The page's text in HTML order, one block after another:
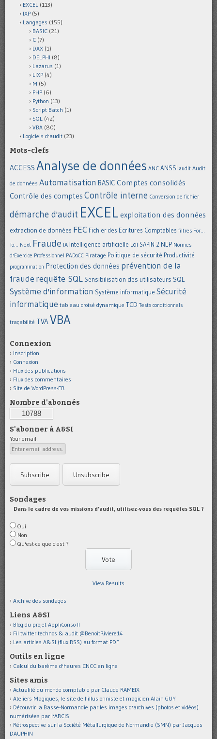
EXCEL (113)
IXP (5)
Langages (155)
BASIC (21)
C (7)
DAX (1)
DELPHI (8)
Lazarus (1)
LIXP (4)
M (5)
PHP (6)
Python (13)
Script Batch (1)
SQL (42)
VBA (80)
Logiciels d'audit (23)
Mots-clefs
ACCESS Analyse de données ANC ANSSI audit Audit
de données Automatisation BASIC Comptes consolidés
Contrôle des comptes Contrôle interne Conversion de fichier
démarche d'audit EXCEL exploitation des données
extraction de données FEC Fichier des Ecritures Comptables filtres For...
To... Next Fraude IA Intelligence artificielle Loi SAPIN 2 NEP Normes
d'Exercice Professionnel PADoCC Piratage Politique de sécurité Productivité
programmation Protection des données prévention de la
fraude requête SQL Sensibilisation des utilisateurs SQL
Système d'information Système informatique Sécurité
informatique tableau croisé dynamique TCD Tests conditionnels
traçabilité TVAVBA
Connexion
Inscription
Connexion
Flux des publications
Flux des commentaires
Site de WordPress-FR
Nombre d'abonnés
10788
S'abonner à A&SI
Your email:
Sondages
Dans le cadre de vos missions d'audit, utilisez-vous des requêtes SQL ?
Oui
Non
Qu'est-ce que c'est ?
View Results
Archive des sondages
Liens A&SI
Blog du projet AppliConso II
Fil twitter technos & audit @BenoitRiviere14
Les articles A&SI (flux RSS) au format PDF
Outils en ligne
Calcul du barème d'heures CNCC en ligne
Sites amis
Actualité du monde comptable par Claude RAMEIX
Ateliers Magiques, le site de l'illusionniste et magicien Alain GUY
Découvrir la Basse-Normandie par les images d'archives (photos et vidéos)
numérisées par l'ARCIS
Rétrospective sur la Société Métallurgique de Normandie (SMN) par Jacques
DAUPHIN